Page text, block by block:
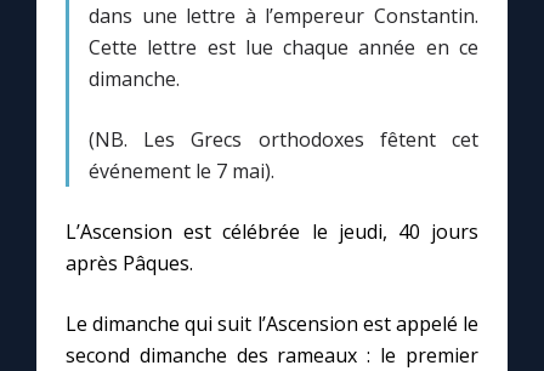
Mes intentions de prière
Une neuvaine
À la une
1000 Raisons de Croire
dans une lettre à l’empereur Constantin.
Cette lettre est lue chaque année en ce
dimanche.
(NB. Les Grecs orthodoxes fêtent cet
événement le 7 mai).
L’Ascension est célébrée le jeudi, 40 jours
après Pâques.
Le dimanche qui suit l’Ascension est appelé le
second dimanche des rameaux : le premier